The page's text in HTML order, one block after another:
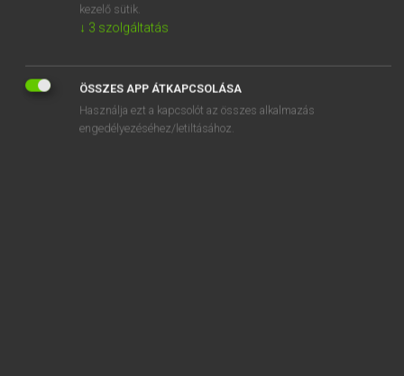
SZOTAR.NET APPLIKÁCIÓ
ONLINE NYELVVIZSGA
kezelő sütik.
↓ 3 szolgáltatás
ÖSSZES APP ÁTKAPCSOLÁSA
Használja ezt a kapcsolót az összes alkalmazás
engedélyezéséhez/letiltásához.